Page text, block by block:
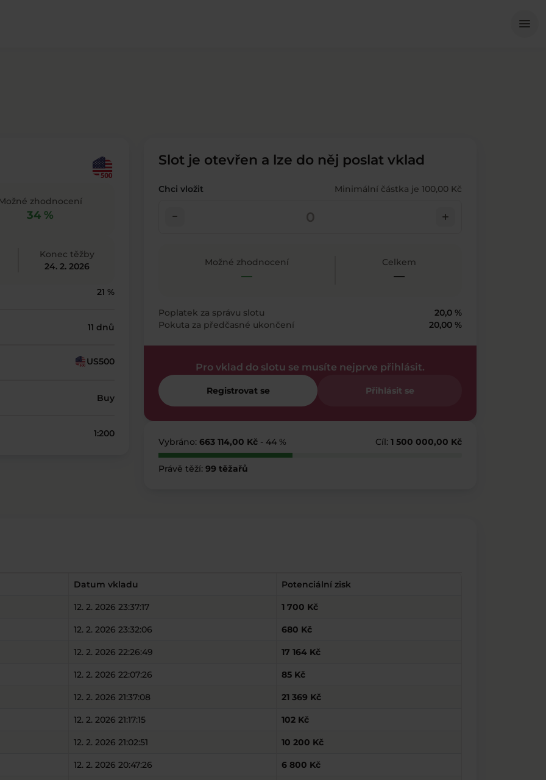
menu
Možné zhodnocení
34 %
Konec těžby
24. 2. 2026
21 %
11 dnů
US500
Buy
1:200
Slot je otevřen a lze do něj poslat vklad
Chci vložit Minimální částka je 100,00 Kč
check_indeterminate_small add
Možné zhodnocení
—
Celkem
—
Poplatek za správu slotu
20,0 %
Pokuta za předčasné ukončení
20,00 %
Pro vklad do slotu se musíte nejprve přihlásit.
Registrovat se Přihlásit se
Vybráno: 663 114,00 Kč - 44 % Cíl: 1 500 000,00 Kč
Právě těží: 99 těžařů
Datum vkladu Potenciální zisk
12. 2. 2026 23:37:17 1 700 Kč
12. 2. 2026 23:32:06 680 Kč
12. 2. 2026 22:26:49 17 164 Kč
12. 2. 2026 22:07:26 85 Kč
12. 2. 2026 21:37:08 21 369 Kč
12. 2. 2026 21:17:15 102 Kč
12. 2. 2026 21:02:51 10 200 Kč
12. 2. 2026 20:47:26 6 800 Kč